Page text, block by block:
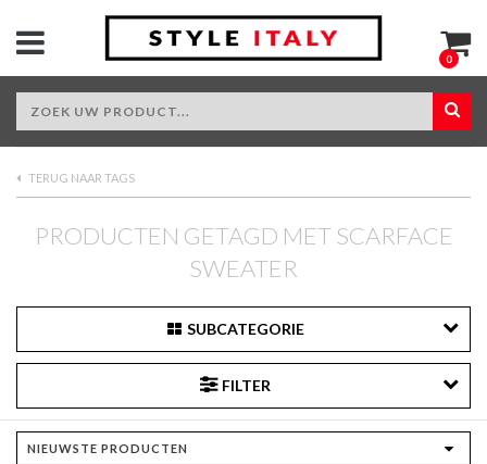
0
TERUG NAAR TAGS
PRODUCTEN GETAGD MET SCARFACE
SWEATER
SUBCATEGORIE
FILTER